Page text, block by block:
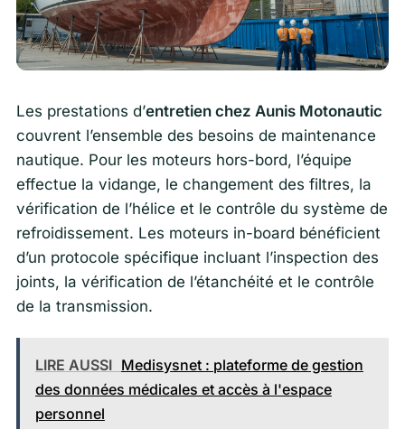
Les prestations d’entretien chez Aunis Motonautic
couvrent l’ensemble des besoins de maintenance
nautique. Pour les moteurs hors-bord, l’équipe
effectue la vidange, le changement des filtres, la
vérification de l’hélice et le contrôle du système de
refroidissement. Les moteurs in-board bénéficient
d’un protocole spécifique incluant l’inspection des
joints, la vérification de l’étanchéité et le contrôle
de la transmission.
LIRE AUSSI Medisysnet : plateforme de gestion
des données médicales et accès à l'espace
personnel